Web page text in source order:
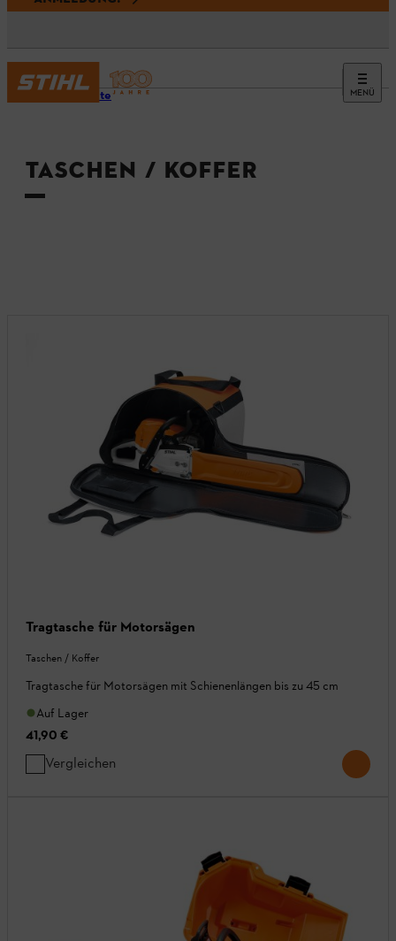
MENÜ
Startseite
TASCHEN / KOFFER
Tragtasche für Motorsägen
Taschen / Koffer
Tragtasche für Motorsägen mit Schienenlängen bis zu 45 cm
Auf Lager
41,90 €
Vergleichen